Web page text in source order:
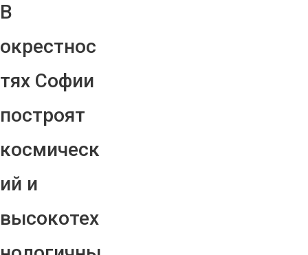
В
окрестнос
тях Софии
построят
космическ
ий и
высокотех